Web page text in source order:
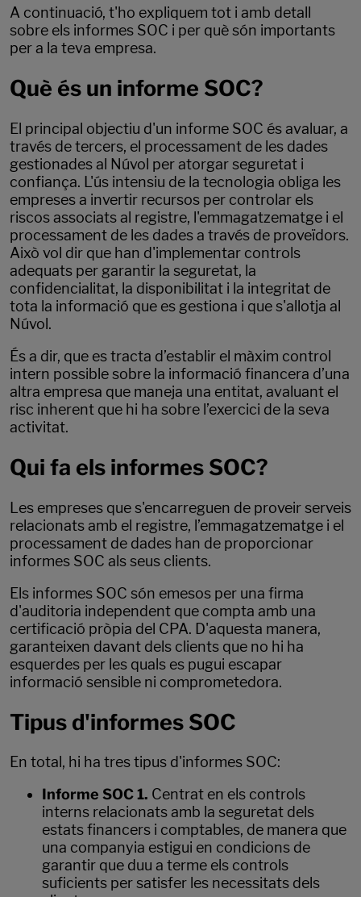
A continuació, t'ho expliquem tot i amb detall
sobre els informes SOC i per què són importants
per a la teva empresa.
Què és un informe SOC?
El principal objectiu d'un informe SOC és avaluar, a
través de tercers, el processament de les dades
gestionades al Núvol per atorgar seguretat i
confiança. L'ús intensiu de la tecnologia obliga les
empreses a invertir recursos per controlar els
riscos associats al registre, l'emmagatzematge i el
processament de les dades a través de proveïdors.
Això vol dir que han d'implementar controls
adequats per garantir la seguretat, la
confidencialitat, la disponibilitat i la integritat de
tota la informació que es gestiona i que s'allotja al
Núvol.
És a dir, que es tracta d’establir el màxim control
intern possible sobre la informació financera d’una
altra empresa que maneja una entitat, avaluant el
risc inherent que hi ha sobre l’exercici de la seva
activitat.
Qui fa els informes SOC?
Les empreses que s'encarreguen de proveir serveis
relacionats amb el registre, l’emmagatzematge i el
processament de dades han de proporcionar
informes SOC als seus clients.
Els informes SOC són emesos per una firma
d'auditoria independent que compta amb una
certificació pròpia del CPA. D'aquesta manera,
garanteixen davant dels clients que no hi ha
esquerdes per les quals es pugui escapar
informació sensible ni comprometedora.
Tipus d'informes SOC
En total, hi ha tres tipus d'informes SOC:
Informe SOC 1. Centrat en els controls
interns relacionats amb la seguretat dels
estats financers i comptables, de manera que
una companyia estigui en condicions de
garantir que duu a terme els controls
suficients per satisfer les necessitats dels